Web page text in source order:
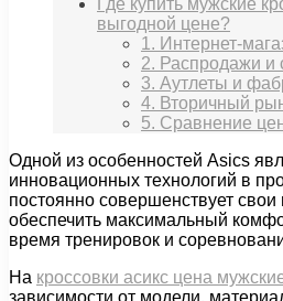
Где купить мужские
выгодной цене?
1. Интернет-
2. Распродажи и
3. Аутлеты и
4. Вторичный
5. Сравнение
Одной из особенностей Asics
инновационных технологий в
постоянно совершенствует
обеспечить максимальный
время тренировок и
На кроссовки асикс цена